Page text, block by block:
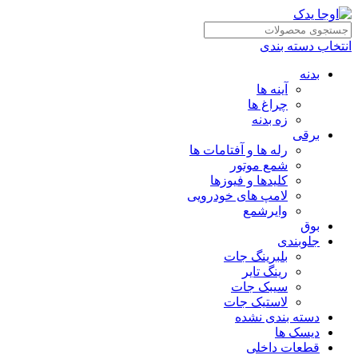
انتخاب دسته بندی
بدنه
آینه ها
چراغ ها
زه بدنه
برقی
رله ها و آفتامات ها
شمع موتور
کلیدها و فیوزها
لامپ های خودرویی
وایرشمع
بوق
جلوبندی
بلبرینگ جات
رینگ تایر
سیبک جات
لاستیک جات
دسته بندی نشده
دیسک ها
قطعات داخلی